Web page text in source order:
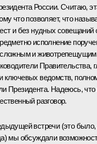
России. Считаю,
что позволяет, что
и без нудных совещаний
исполнение
и
Правительства,
ключевых ведомств,
Президента. Надеюсь,
разговор.
встречи(это было,
мы обсуждали